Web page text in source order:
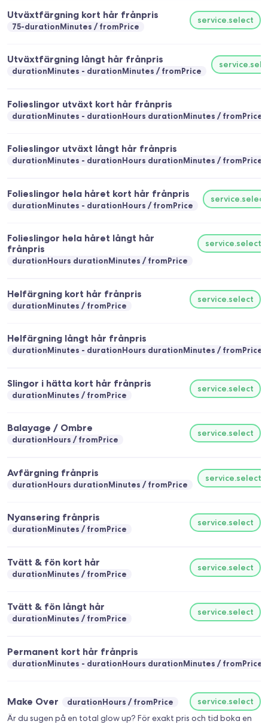
Utväxtfärgning kort hår frånpris
75-durationMinutes fromPrice
service.select
Utväxtfärgning långt hår frånpris
durationMinutes - durationMinutes fromPrice
Folieslingor utväxt kort hår frånpris
durationMinutes - durationHours durationMinutes fromPrice
Folieslingor utväxt långt hår frånpris
durationMinutes - durationHours durationMinutes fromPrice
Folieslingor hela håret kort hår frånpris
durationMinutes - durationHours fromPrice
service.select
Folieslingor hela håret långt hår
frånpris
durationHours durationMinutes fromPrice
service.select
Helfärgning kort hår frånpris
durationMinutes fromPrice
service.select
Helfärgning långt hår frånpris
durationMinutes - durationHours durationMinutes fromPrice
Slingor i hätta kort hår frånpris
durationMinutes fromPrice
service.select
Balayage / Ombre
durationHours fromPrice
service.select
Avfärgning frånpris
durationHours durationMinutes fromPrice
service.select
Nyansering frånpris
durationMinutes fromPrice
service.select
Tvätt & fön kort hår
durationMinutes fromPrice
service.select
Tvätt & fön långt hår
durationMinutes fromPrice
service.select
Permanent kort hår frånpris
durationMinutes - durationHours durationMinutes fromPrice
Make Over durationHours fromPrice
service.select
Är du sugen på en total glow up? För exakt pris och tid boka en